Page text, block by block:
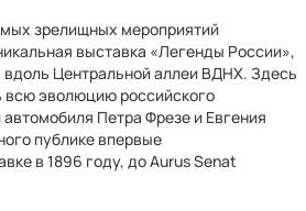
зрелищных мероприятий
выставка «Легенды России»,
вдоль Центральной аллеи ВДНХ. Здесь
эволюцию российского
Петра Фрезе и Евгения
публике впервые
в 1896 году, до Aurus Senat